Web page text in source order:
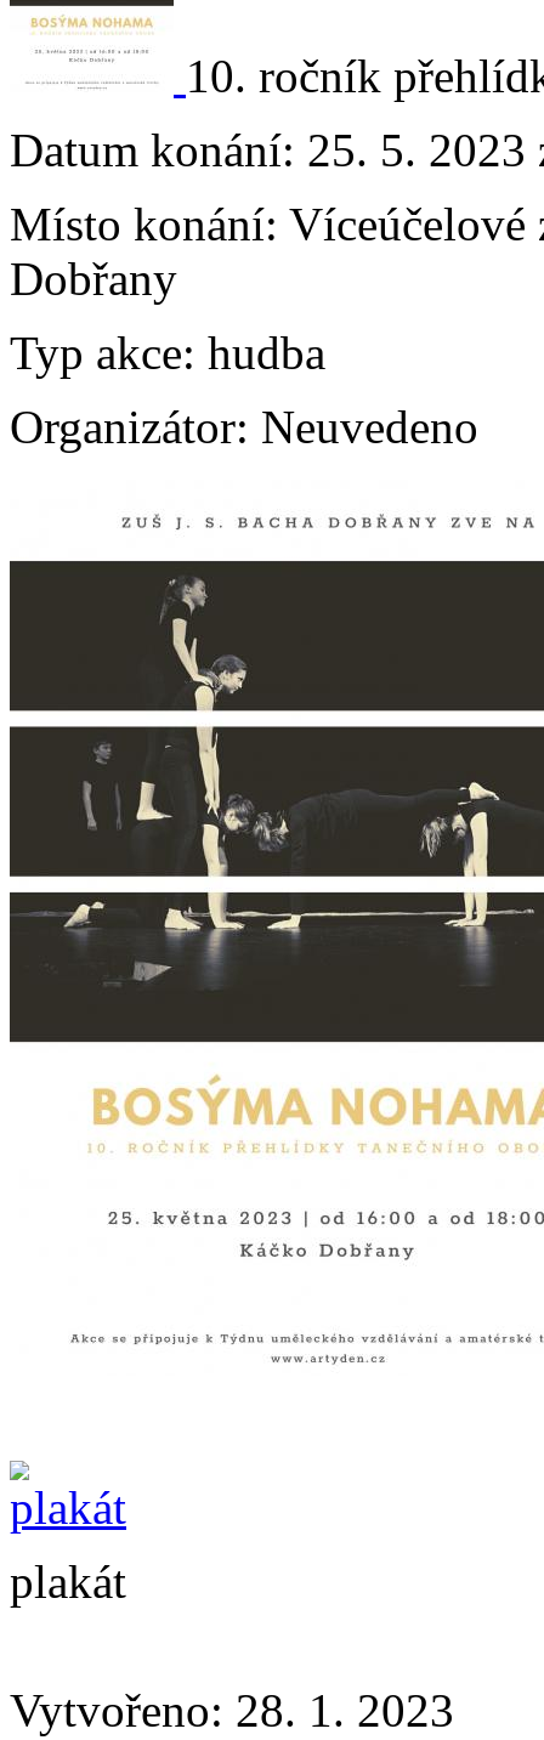
10. ročník
Datum konání: 25. 5. 2023
Místo konání: Víceúčelové
Dobřany
Typ akce: hudba
Organizátor: Neuvedeno
plakát
Vytvořeno: 28. 1. 2023